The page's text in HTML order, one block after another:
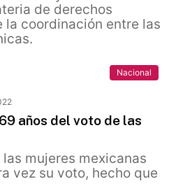
de derechos
la coordinación entre las
Nacional
años del voto de las
mujeres mexicanas
vez su voto, hecho que